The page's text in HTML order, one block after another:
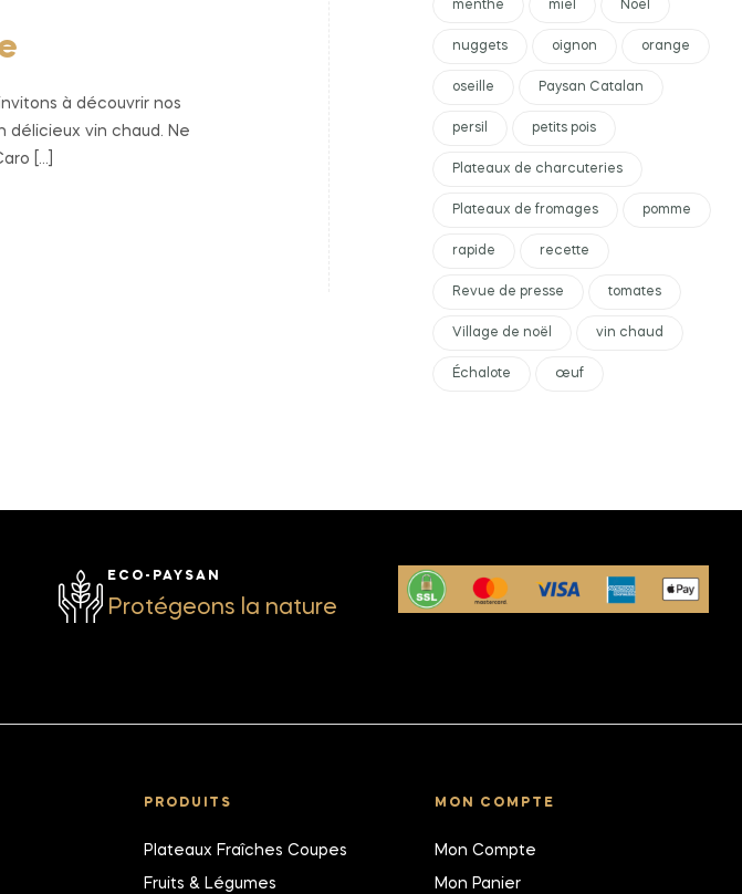
à découvrir nos
délicieux vin chaud. Ne
[…]
menthe miel Noël
nuggets oignon orange
oseille Paysan Catalan
persil petits pois
Plateaux de charcuteries
Plateaux de fromages pomme
rapide recette
Revue de presse tomates
Village de noël vin chaud
Échalote œuf
ECO-PAYSAN
Protégeons la nature
PRODUITS
Plateaux Fraîches Coupes
Fruits & Légumes
MON COMPTE
Mon Compte
Mon Panier